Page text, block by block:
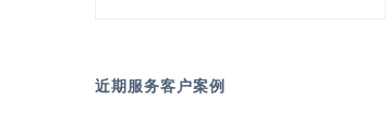
近期服务客户案例